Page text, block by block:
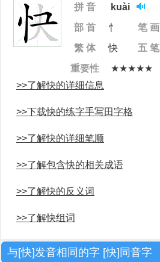
拼 音
kuài
部 首
忄 笔 画
繁 体
快 五 笔
重要性
★★★★★
>>了解快的详细信息
>>下载快的练字手写田字格
>>了解快的详细笔顺
>>了解包含快的相关成语
>>了解快的反义词
>>了解快组词
与[快]发音相同的字 [快]同音字